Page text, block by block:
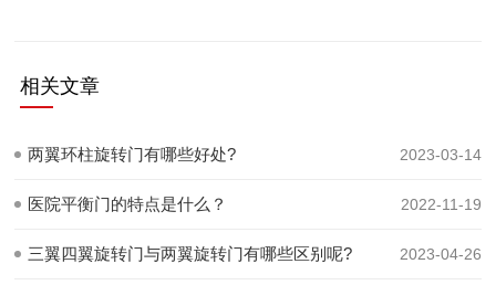
相关文章
两翼环柱旋转门有哪些好处? 2023-03-14
医院平衡门的特点是什么？ 2022-11-19
三翼四翼旋转门与两翼旋转门有哪些区别呢? 2023-04-26